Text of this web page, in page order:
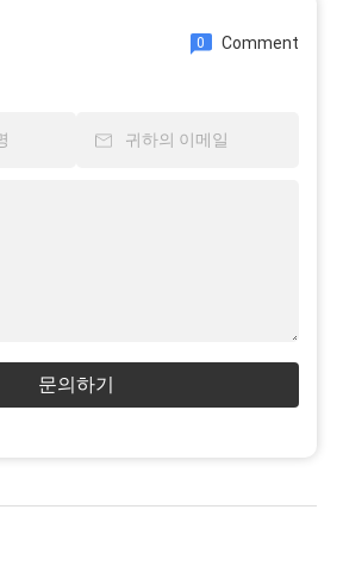
0 Comment
문의하기